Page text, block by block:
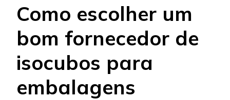
Como escolher um
bom fornecedor de
isocubos para
embalagens